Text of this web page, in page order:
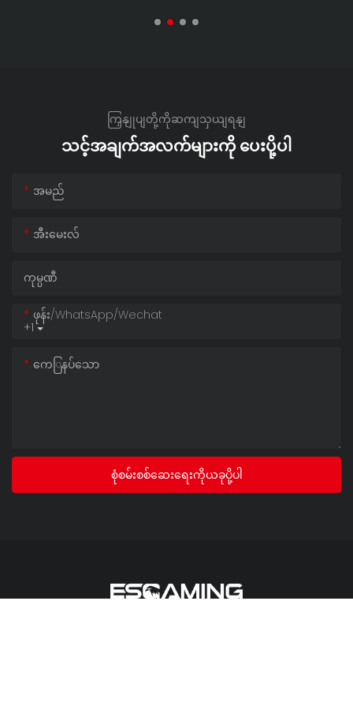
ကြှနျုပျတို့ကိုဆကျသှယျရနျ
သင့်အချက်အလက်များကို ပေးပို့ပါ
အမည်
အီးမေးလ်
ကုမ္ပဏီ
+1
ဖုန်း/whatsApp/wechat
ကေြနပ်သော
စုံစမ်းစစ်ဆေးရေးကိုယခုပို့ပါ